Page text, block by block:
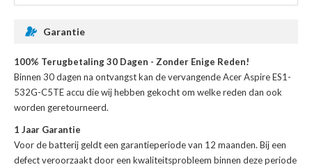
Garantie
100% Terugbetaling 30 Dagen - Zonder Enige Reden!
Binnen 30 dagen na ontvangst kan devervangende Acer Aspire ES1-
532G-C5TE accu die wij hebben gekocht om welke reden dan ook
worden geretourneerd.
1 Jaar Garantie
Voor debatterij geldt een garantieperiode van 12 maanden. Bij een
defect veroorzaakt door een kwaliteitsprobleem binnen deze periode